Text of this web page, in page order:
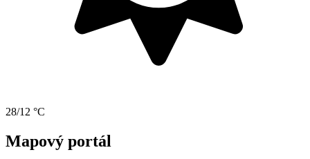
28/12 °C
Mapový portál